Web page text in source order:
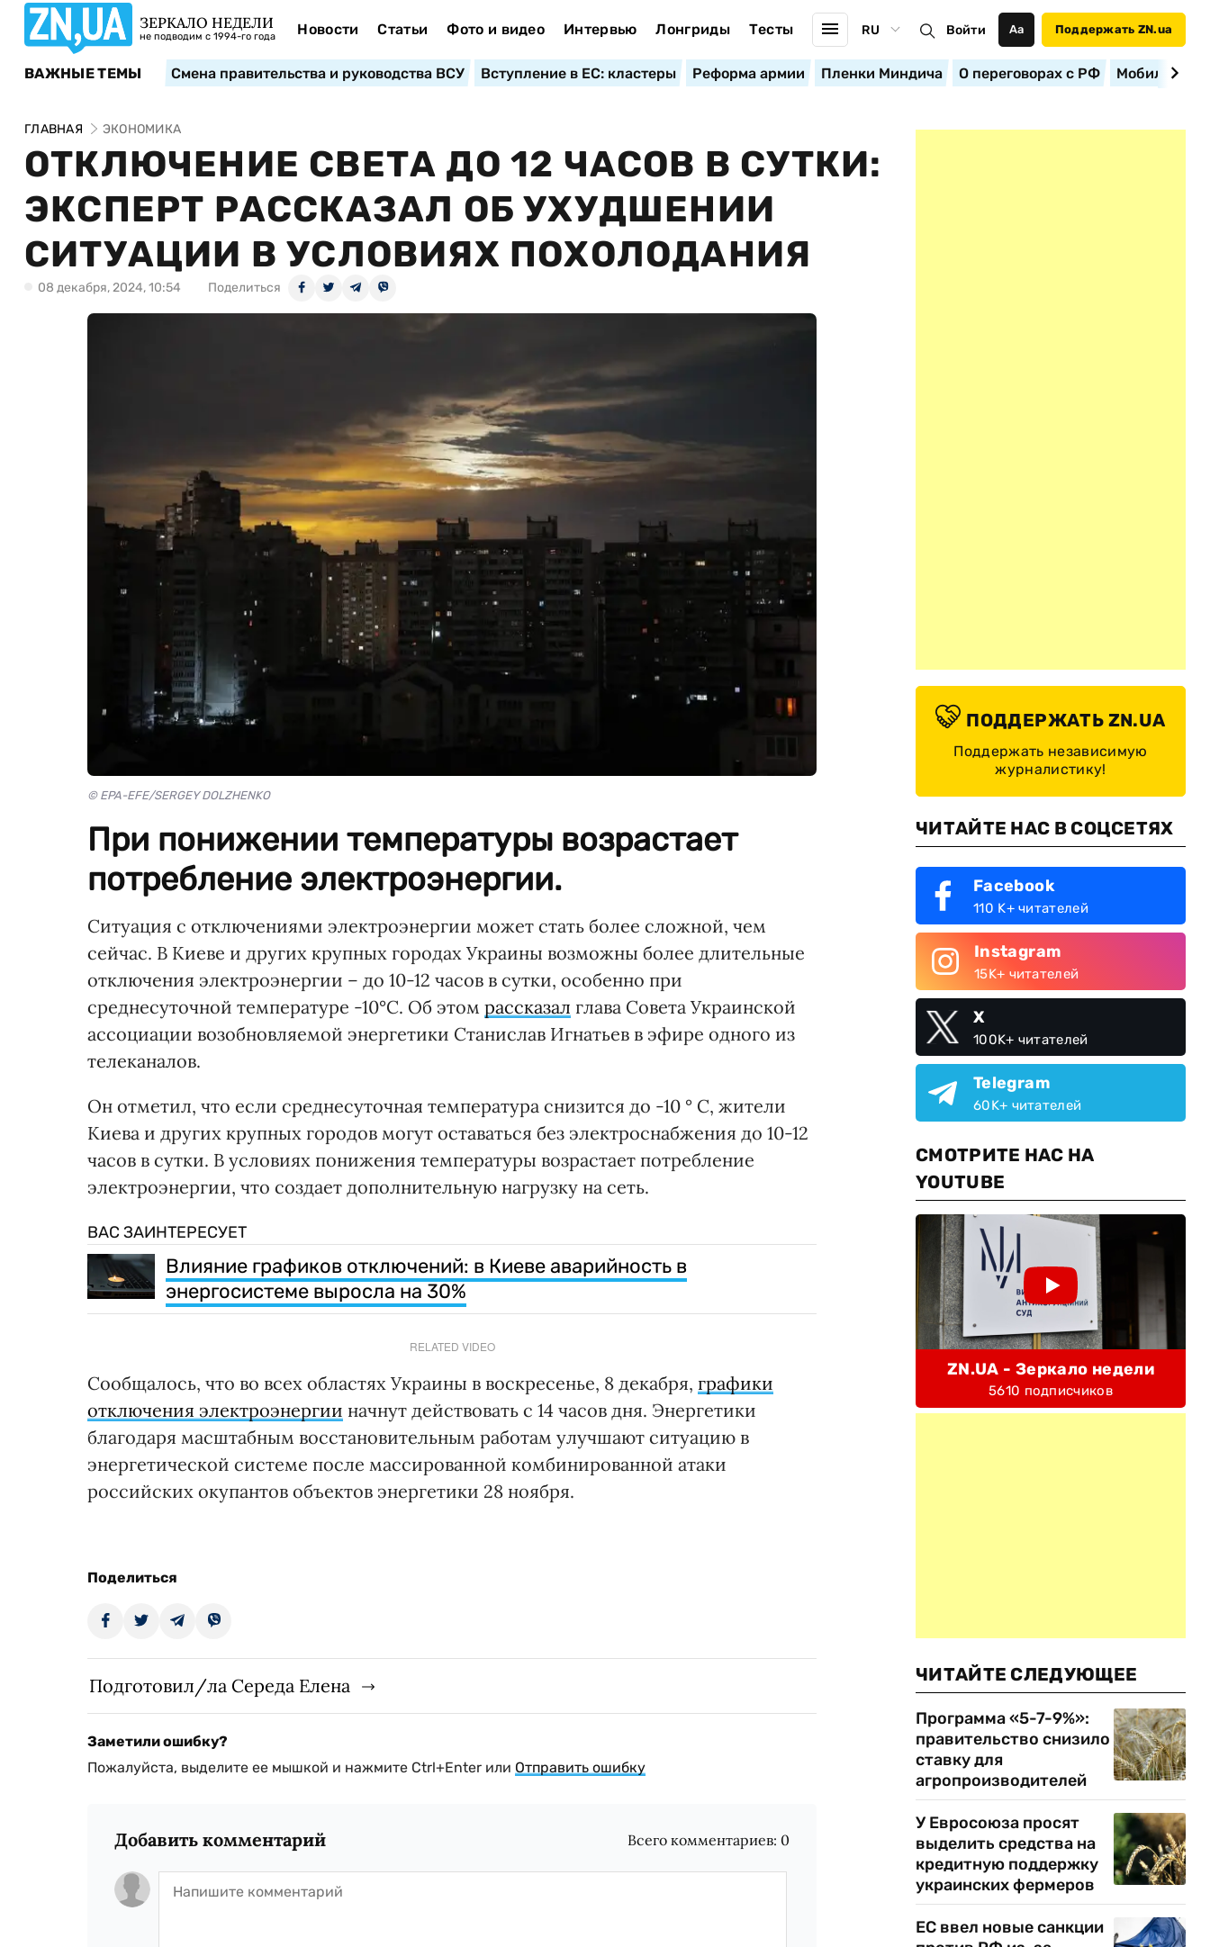
ЗЕРКАЛО НЕДЕЛИ
не подводим с 1994-го года Новости Статьи Фото и видео Интервью Лонгриды Тесты RU Войти Аа Поддержать ZN.ua
ВАЖНЫЕ ТЕМЫ Смена правительства и руководства ВСУ Вступление в ЕС: кластеры Реформа армии Пленки Миндича О переговорах с РФ
ГЛАВНАЯ ЭКОНОМИКА
ОТКЛЮЧЕНИЕ СВЕТА ДО 12 ЧАСОВ В СУТКИ:
ЭКСПЕРТ РАССКАЗАЛ ОБ УХУДШЕНИИ
СИТУАЦИИ В УСЛОВИЯХ ПОХОЛОДАНИЯ
08 декабря, 2024, 10:54 Поделиться
© EPA-EFE/SERGEY DOLZHENKO
При понижении температуры возрастает
потребление электроэнергии.
Ситуация с отключениями электроэнергии может стать более сложной, чем
сейчас. В Киеве и других крупных городах Украины возможны более длительные
отключения электроэнергии – до 10-12 часов в сутки, особенно при
среднесуточной температуре -10°C. Об этом рассказал глава Совета Украинской
ассоциации возобновляемой энергетики Станислав Игнатьев в эфире одного из
телеканалов.
Он отметил, что если среднесуточная температура снизится до -10 ° C, жители
Киева и других крупных городов могут оставаться без электроснабжения до 10-12
часов в сутки. В условиях понижения температуры возрастает потребление
электроэнергии, что создает дополнительную нагрузку на сеть.
ВАС ЗАИНТЕРЕСУЕТ
Влияние графиков отключений: в Киеве аварийность в
энергосистеме выросла на 30%
RELATED VIDEO
Сообщалось, что во всех областях Украины в воскресенье, 8 декабря, графики
отключения электроэнергии начнут действовать с 14 часов дня. Энергетики
благодаря масштабным восстановительным работам улучшают ситуацию в
энергетической системе после массированной комбинированной атаки
российских окупантов объектов энергетики 28 ноября.
Поделиться
Подготовил/ла Середа Елена
Заметили ошибку?
Пожалуйста, выделите ее мышкой и нажмите Ctrl+Enter или Отправить ошибку
Добавить комментарий Всего комментариев: 0
ПОДДЕРЖАТЬ ZN.UA
Поддержать независимую
журналистику!
ЧИТАЙТЕ НАС В СОЦСЕТЯХ
Facebook
110 K+ читателей
Instagram
15K+ читателей
X
100K+ читателей
Telegram
60K+ читателей
СМОТРИТЕ НАС НА
YOUTUBE
ZN.UA - Зеркало недели
5610 подписчиков
ЧИТАЙТЕ СЛЕДУЮЩЕЕ
Программа «5-7-9%»:
правительство снизило
ставку для
агропроизводителей
У Евросоюза просят
выделить средства на
кредитную поддержку
украинских фермеров
ЕС ввел новые санкции